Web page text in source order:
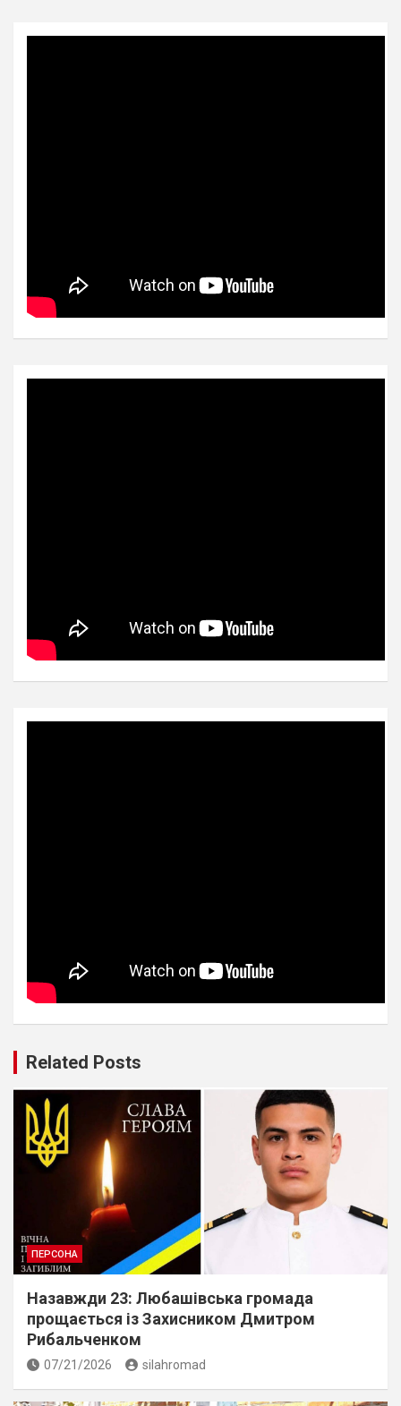
Related Posts
ПЕРСОНА
Назавжди 23: Любашівська громада
прощається із Захисником Дмитром
Рибальченком
07/21/2026 silahromad